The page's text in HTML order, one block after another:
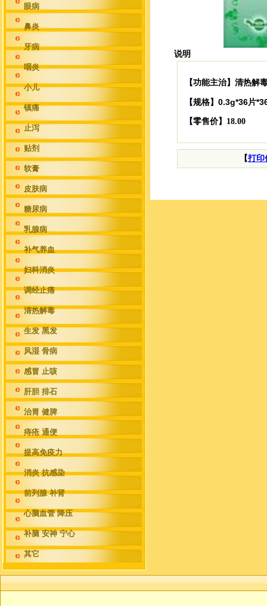
眼病
鼻炎
牙病
咽炎
小儿
镇痛
止泻
贴剂
软膏
皮肤病
糖尿病
乳腺病
补气养血
妇科消炎
调经止痛
清热解毒
生发 黑发
风湿 骨病
感冒 止咳
肝胆 排石
治胃 健脾
痔疮 通便
提高免疫力
消炎 抗感染
前列腺 补肾
心脑血管 降压
补脑 安神 宁心
其它
说明
【功能主治】 清热解
【规格】 0.3g*36片
【零售价】18.00
【打印